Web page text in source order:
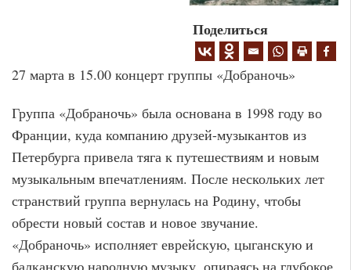
Поделиться
27 марта в 15.00 концерт группы «Добраночь»
Группа «Добраночь» была основана в 1998 году во
Франции, куда компанию друзей-музыкантов из
Петербурга привела тяга к путешествиям и новым
музыкальным впечатлениям. После нескольких лет
странствий группа вернулась на Родину, чтобы
обрести новый состав и новое звучание.
«Добраночь» исполняет еврейскую, цыганскую и
балканскую народную музыку, опираясь на глубокое